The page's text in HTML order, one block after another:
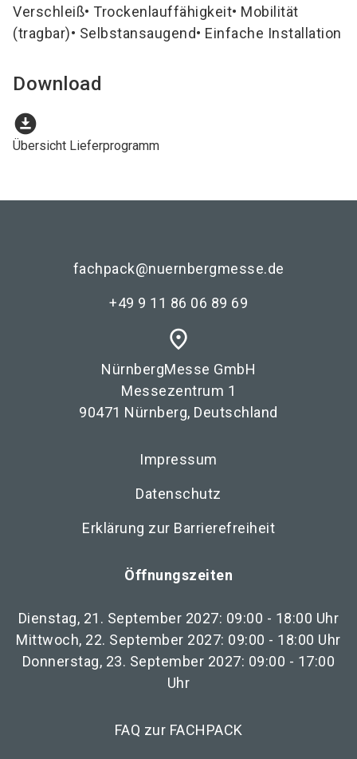
Verschleiß• Trockenlauffähigkeit• Mobilität
(tragbar)• Selbstansaugend• Einfache Installation
Download
download_for_offline
Übersicht Lieferprogramm
fachpack@nuernbergmesse.de
+49 9 11 86 06 89 69
place
NürnbergMesse GmbH
Messezentrum 1
90471 Nürnberg, Deutschland
Impressum
Datenschutz
Erklärung zur Barrierefreiheit
Öffnungszeiten
Dienstag, 21. September 2027: 09:00 - 18:00 Uhr
Mittwoch, 22. September 2027: 09:00 - 18:00 Uhr
Donnerstag, 23. September 2027: 09:00 - 17:00
Uhr
FAQ zur FACHPACK